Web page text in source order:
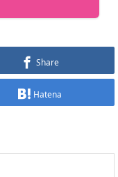
Share
Hatena